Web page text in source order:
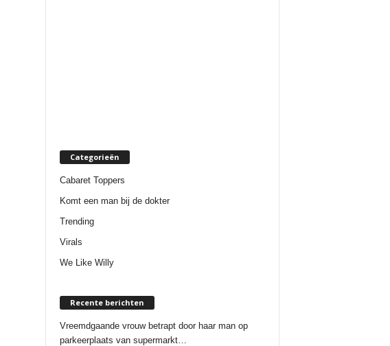
Categorieën
Cabaret Toppers
Komt een man bij de dokter
Trending
Virals
We Like Willy
Recente berichten
Vreemdgaande vrouw betrapt door haar man op
parkeerplaats van supermarkt…